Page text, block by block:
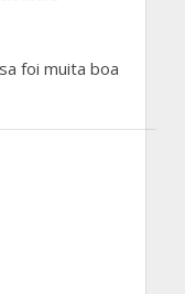
foi muita boa